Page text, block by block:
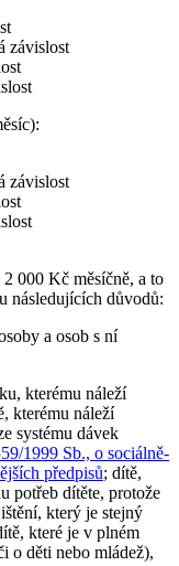
závislost
závislost
000 Kč měsíčně, a to
následujících důvodů:
a osob s ní
kterému náleží
kterému náleží
systému dávek
1999 Sb., o sociálně-
předpisů; dítě,
potřeb dítěte, protože
který je stejný
které je v plném
o děti nebo mládež),